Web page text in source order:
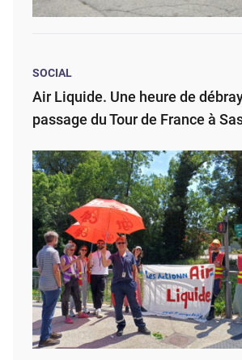
SOCIAL
Air Liquide. Une heure de
passage du Tour de France à